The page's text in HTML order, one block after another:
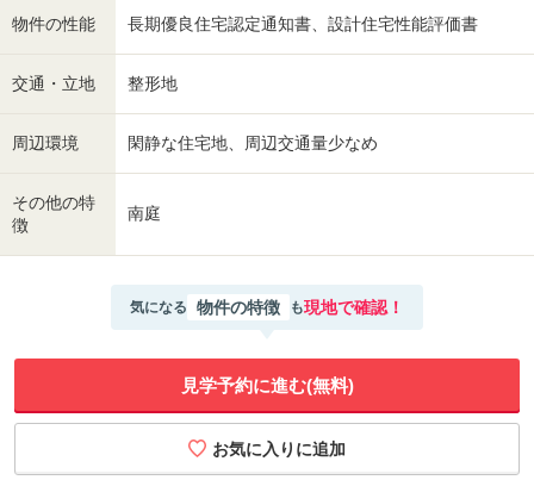
物件の性能 長期優良住宅認定通知書、設計住宅性能評価書
交通・立地 整形地
周辺環境 閑静な住宅地、周辺交通量少なめ
その他の特
徴
南庭
気になる 物件の特徴 も現地で確認！
見学予約に進む(無料)